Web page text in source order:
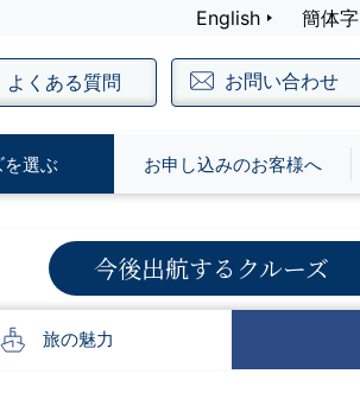
English 簡体字
よくある質問 お問い合わせ
を選ぶ お申し込みのお客様へ
今後出航するクルーズ
旅の魅力